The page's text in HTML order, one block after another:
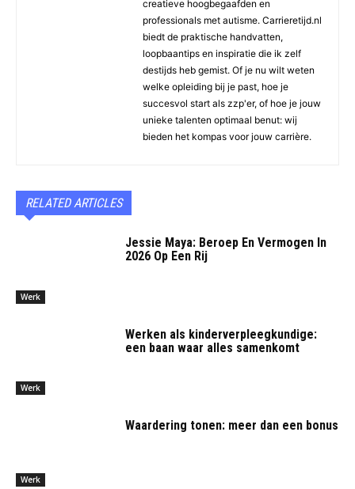
creatieve hoogbegaafden en
professionals met autisme. Carrieretijd.nl
biedt de praktische handvatten,
loopbaantips en inspiratie die ik zelf
destijds heb gemist. Of je nu wilt weten
welke opleiding bij je past, hoe je
succesvol start als zzp'er, of hoe je jouw
unieke talenten optimaal benut: wij
bieden het kompas voor jouw carrière.
RELATED ARTICLES
Werk
Jessie Maya: Beroep En Vermogen In
2026 Op Een Rij
Werk
Werken als kinderverpleegkundige:
een baan waar alles samenkomt
Werk
Waardering tonen: meer dan een bonus